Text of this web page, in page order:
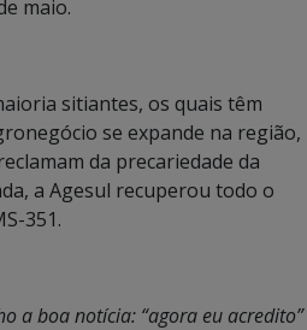
maio.
sitiantes, os quais têm
se expande na região,
da precariedade da
a Agesul recuperou todo o
351.
a boa notícia: “agora eu acredito”